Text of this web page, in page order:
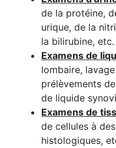
de la protéine,
urique, de la
la bilirubine, etc.
Examens de
lombaire,
prélèvements
de liquide
Examens de
de cellules à
histologiques,